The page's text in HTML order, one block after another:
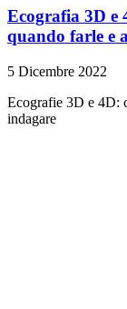
Ecografia 3D e
quando farle e
5 Dicembre 2022
Ecografie 3D e 4D:
indagare